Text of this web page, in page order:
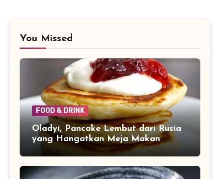
You Missed
FOOD & DRINK
Oladyi, Pancake Lembut dari Rusia
yang Hangatkan Meja Makan